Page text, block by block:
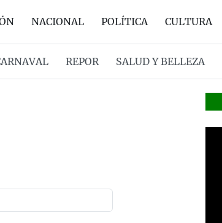
NACIONAL POLÍTICA CULTURA
REPOR SALUD Y BELLEZA